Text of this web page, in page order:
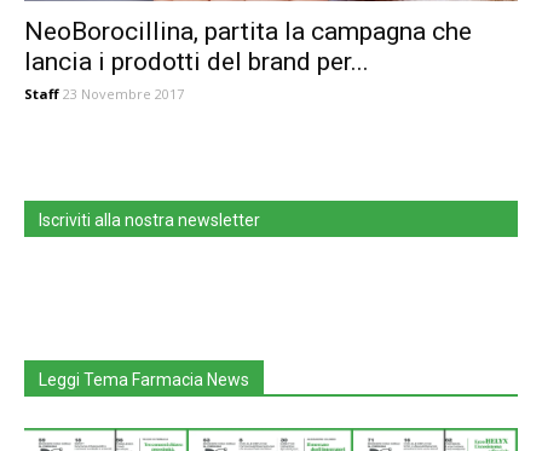
NeoBorocillina, partita la campagna che
lancia i prodotti del brand per...
Staff 23 Novembre 2017
Iscriviti alla nostra newsletter
Leggi Tema Farmacia News